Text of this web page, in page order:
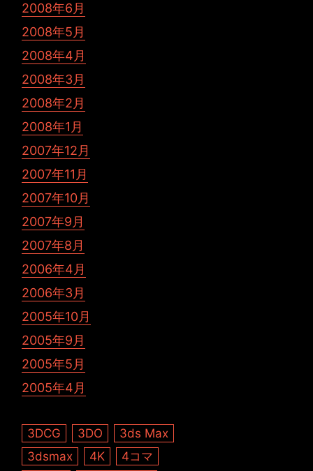
2008年6月
2008年5月
2008年4月
2008年3月
2008年2月
2008年1月
2007年12月
2007年11月
2007年10月
2007年9月
2007年8月
2006年4月
2006年3月
2005年10月
2005年9月
2005年5月
2005年4月
3DCG 3DO
3ds Max
3dsmax
4K
4コマ